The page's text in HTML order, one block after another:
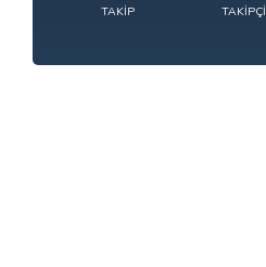
TAKIP TAKIPÇI